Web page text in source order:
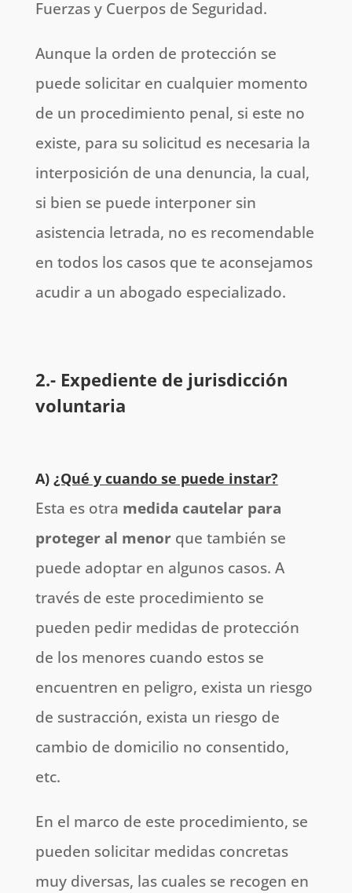
Fuerzas y Cuerpos de Seguridad.
Aunque la orden de protección se
puede solicitar en cualquier momento
de un procedimiento penal, si este no
existe, para su solicitud es necesaria la
interposición de una denuncia, la cual,
si bien se puede interponer sin
asistencia letrada, no es recomendable
en todos los casos que te aconsejamos
acudir a un abogado especializado.
2.- Expediente de jurisdicción
voluntaria
A) ¿Qué y cuando se puede instar?
Esta es otra medida cautelar para
proteger al menorque también se
puede adoptar en algunos casos. A
través de este procedimiento se
pueden pedir medidas de protección
de los menores cuando estos se
encuentren en peligro, exista un riesgo
de sustracción, exista un riesgo de
cambio de domicilio no consentido,
etc.
En el marco de este procedimiento, se
pueden solicitar medidas concretas
muy diversas, las cuales se recogen en